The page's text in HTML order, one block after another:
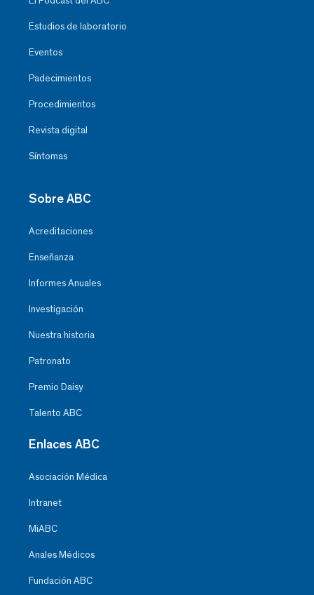
Estudios de laboratorio
Eventos
Padecimientos
Procedimientos
Revista digital
Síntomas
Sobre ABC
Acreditaciones
Enseñanza
Informes Anuales
Investigación
Nuestra historia
Patronato
Premio Daisy
Talento ABC
Enlaces ABC
Asociación Médica
Intranet
MiABC
Anales Médicos
Fundación ABC